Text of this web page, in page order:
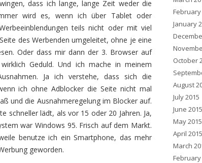
dass ich lange, lange Zeit weder die
wird es, wenn ich über Tablet oder
teils nicht oder mit viel
des Werbenden umgeleitet, ohne je eine
Oder dass mir dann der 3. Browser auf
Geduld. Und ich mache in meinem
Ja ich verstehe, dass sich die
ich ohne Adblocker die Seite nicht mal
und die Ausnahmeregelung im Blocker auf.
schneller lädt, als vor 15 oder 20 Jahren. Ja,
war Windows 95. Frisch auf dem Markt.
benutze ich ein Smartphone, das mehr
geworden.
February
January
October
August
July 2015
June 2015
May 2015
April 2015
March
February